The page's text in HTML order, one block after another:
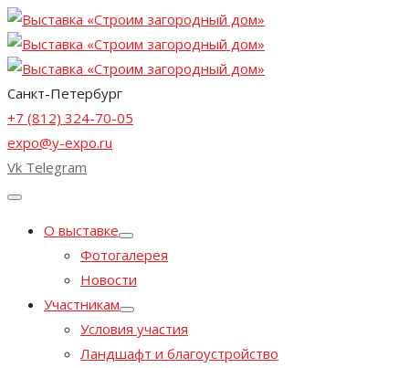
Санкт-Петербург
+7 (812) 324-70-05
expo@y-expo.ru
Vk Telegram
О выставке
Фотогалерея
Новости
Участникам
Условия участия
Ландшафт и благоустройство